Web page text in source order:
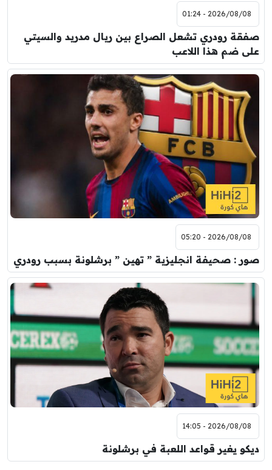
2026/08/08 - 01:24
صفقة رودري تشعل الصراع بين ريال مدريد والسيتي
على ضم هذا اللاعب
2026/08/08 - 05:20
صور : صحيفة انجليزية ” تهين ” برشلونة بسبب رودري
2026/08/08 - 14:05
ديكو يغير قواعد اللعبة في برشلونة